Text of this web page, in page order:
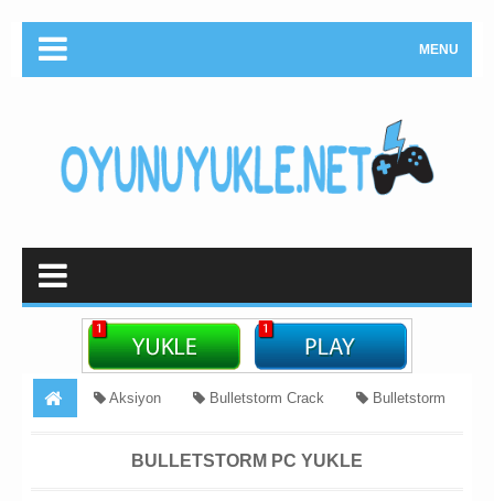
MENU
Aksiyon Bulletstorm Crack Bulletstorm
BULLETSTORM PC YUKLE